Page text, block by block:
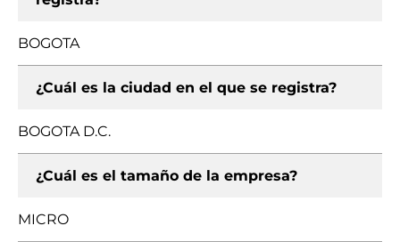
BOGOTA
¿Cuál es la ciudad en el que se registra?
BOGOTA D.C.
¿Cuál es el tamaño de la empresa?
MICRO